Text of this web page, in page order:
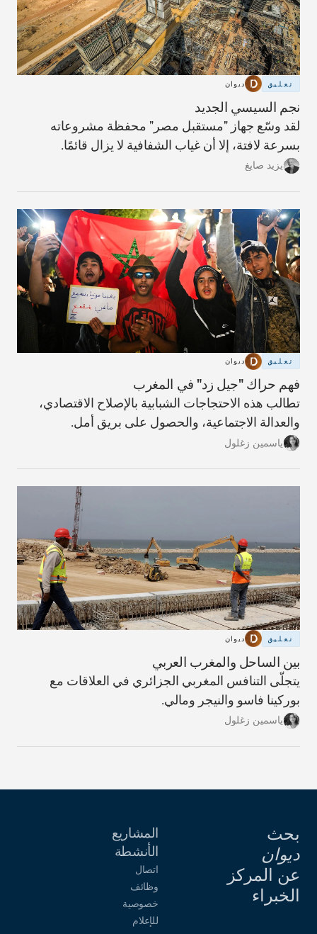
تعليق ديوان
نجم السيسي الجديد
لقد وسّع جهاز "مستقبل مصر" محفظة مشروعاته
بسرعة لافتة، إلا أن غياب الشفافية لا يزال قائمًا.
يزيد صايغ
تعليق ديوان
فهم حراك "جيل زد" في المغرب
تطالب هذه الاحتجاجات الشبابية بالإصلاح الاقتصادي،
والعدالة الاجتماعية، والحصول على بريق أمل.
ياسمين زغلول
تعليق ديوان
بين الساحل والمغرب العربي
يتجلّى التنافس المغربي الجزائري في العلاقات مع
بوركينا فاسو والنيجر ومالي.
ياسمين زغلول
بحث
ديوان
عن المركز
الخبراء
المشاريع
الأنشطة
اتصال
وظائف
خصوصية
للإعلام